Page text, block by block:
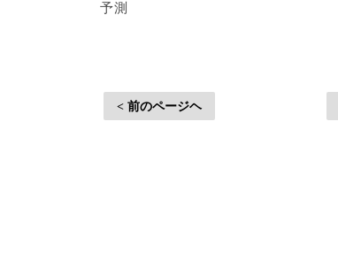
予測
< 前のページヘ